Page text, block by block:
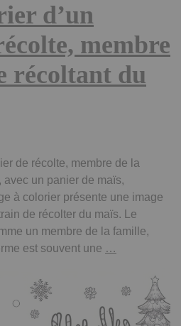
d’un
membre
récoltant du
de récolte, membre de la
un panier de maïs,
à colorier présente une image
de récolter du maïs. Le
un membre de la famille,
est souvent une …
colorier
d’un
fermier